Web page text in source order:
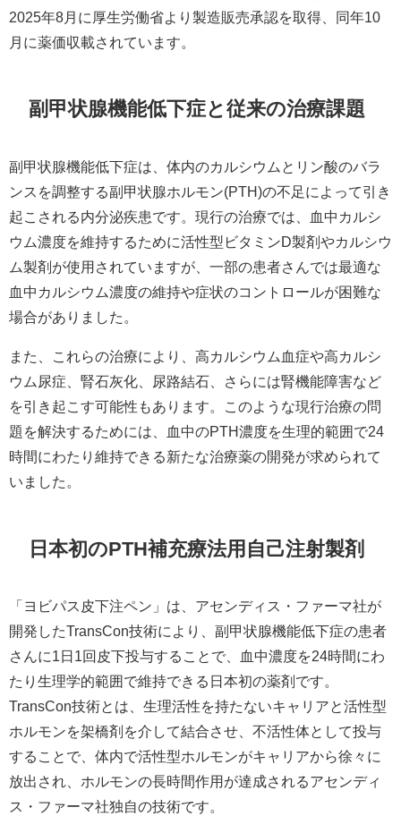
2025年8月に厚生労働省より製造販売承認を取得、同年10
月に薬価収載されています。
副甲状腺機能低下症と従来の治療課題
副甲状腺機能低下症は、体内のカルシウムとリン酸のバラ
ンスを調整する副甲状腺ホルモン(PTH)の不足によって引き
起こされる内分泌疾患です。現行の治療では、血中カルシ
ウム濃度を維持するために活性型ビタミンD製剤やカルシウ
ム製剤が使用されていますが、一部の患者さんでは最適な
血中カルシウム濃度の維持や症状のコントロールが困難な
場合がありました。
また、これらの治療により、高カルシウム血症や高カルシ
ウム尿症、腎石灰化、尿路結石、さらには腎機能障害など
を引き起こす可能性もあります。このような現行治療の問
題を解決するためには、血中のPTH濃度を生理的範囲で24
時間にわたり維持できる新たな治療薬の開発が求められて
いました。
日本初のPTH補充療法用自己注射製剤
「ヨビパス皮下注ペン」は、アセンディス・ファーマ社が
開発したTransCon技術により、副甲状腺機能低下症の患者
さんに1日1回皮下投与することで、血中濃度を24時間にわ
たり生理学的範囲で維持できる日本初の薬剤です。
TransCon技術とは、生理活性を持たないキャリアと活性型
ホルモンを架橋剤を介して結合させ、不活性体として投与
することで、体内で活性型ホルモンがキャリアから徐々に
放出され、ホルモンの長時間作用が達成されるアセンディ
ス・ファーマ社独自の技術です。